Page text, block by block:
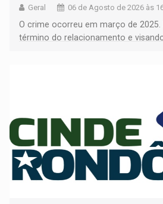
Geral 06 de Agosto de 2026 às
O crime ocorreu em março de
término do relacionamento e